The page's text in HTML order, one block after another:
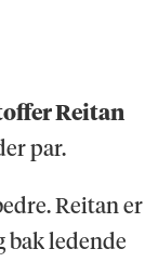
Reitan
par.
Reitan er
bak ledende